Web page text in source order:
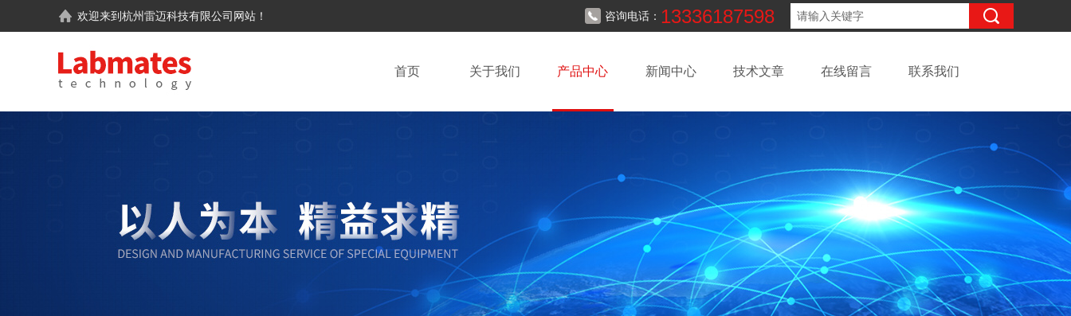
欢迎来到杭州雷迈科技有限公司 网站！ 咨询电话： 13336187598
首页 关于我们 产品中心 新闻中心 技术文章 在线留言 联系我们